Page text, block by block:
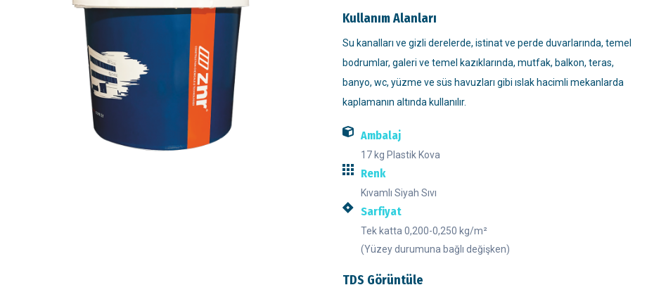
Kullanım Alanları
Su kanalları ve gizli derelerde, istinat ve perde duvarlarında, temel
bodrumlar, galeri ve temel kazıklarında, mutfak, balkon, teras,
banyo, wc, yüzme ve süs havuzları gibi ıslak hacimli mekanlarda
kaplamanın altında kullanılır.
Ambalaj
17 kg Plastik Kova
Renk
Kıvamlı Siyah Sıvı
Sarfiyat
Tek katta 0,200-0,250 kg/m²
(Yüzey durumuna bağlı değişken)
TDS Görüntüle